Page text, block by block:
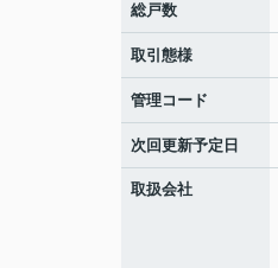
総戸数
取引態様
管理コード
次回更新予定日
取扱会社